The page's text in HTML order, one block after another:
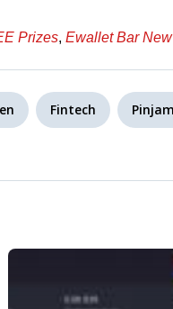
Prizes, Ewallet Bar
Fintech